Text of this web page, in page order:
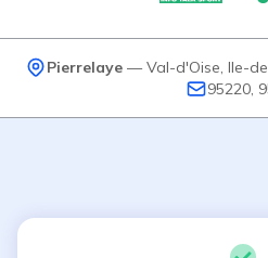
Pierrelaye — Val-d'Oise Ile-
95220,